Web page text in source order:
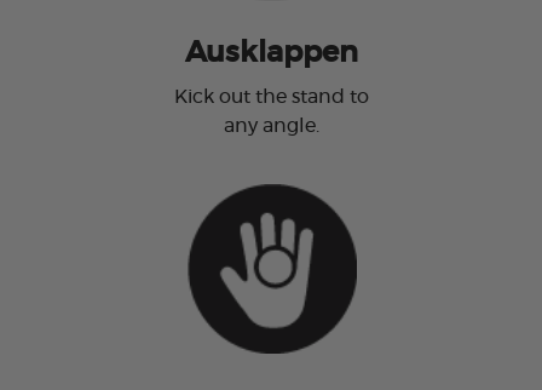
Ausklappen
Kick out the stand to
any angle.